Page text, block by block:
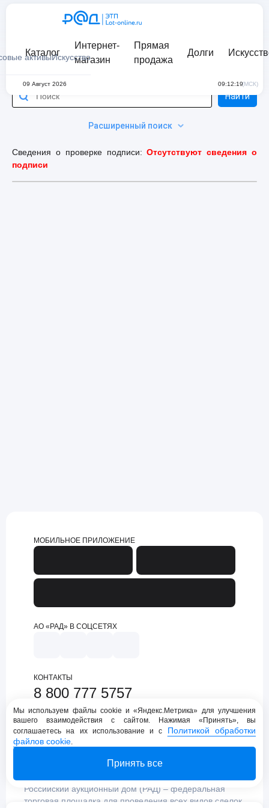
активыИскусство
Каталог
Интернет-
магазин
Прямая
продажа
Долги
09 Август 2026 09:12:19(МСК)
Расширенный поиск
Найти
Сведения о проверке подписи:Отсутствуют сведения о
подписи
МОБИЛЬНОЕ ПРИЛОЖЕНИЕ
АО «РАД» В СОЦСЕТЯХ
КОНТАКТЫ
8 800 777 5757
support@lot-online.ru
Техническая поддержка
Российский аукционный дом (РАД) – федеральная
торговая площадка для проведения всех видов сделок
Мы используем файлы cookie и «Яндекс.Метрика» для улучшения
вашего взаимодействия с сайтом. Нажимая «Принять», вы
соглашаетесь на их использование и с Политикой обработки
файлов cookie.
Принять все